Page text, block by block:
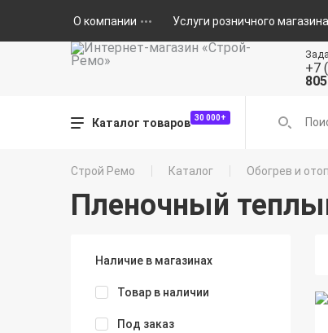
О компании Услуги розничного магазина
+7
805
Каталог товаров 30 000+
Строй Ремо Каталог Обогрев и
Пленочный
Наличие в магазинах
Товар в наличии
Под заказ